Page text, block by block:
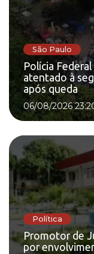
São Paulo
Polícia
atentado à
após queda
06/08/2026
Política
Promotor de
por